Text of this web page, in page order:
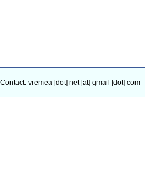
Contact: vremea [dot] net [at] gmail [dot] com